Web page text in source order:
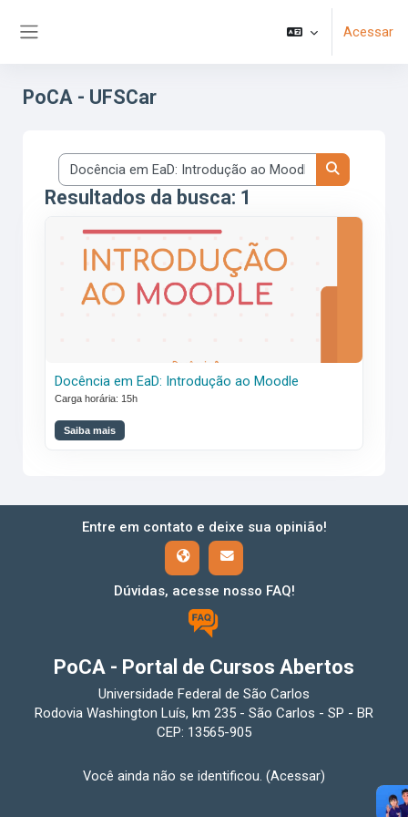
Acessar
PoCA - UFSCar
Buscar cursos
Buscar
Resultados da busca: 1
<span class="highlight">Docência</span> <span
Docência em EaD: Introdução ao Moodle
Carga horária: 15h
Saiba mais
Entre em contato e deixe sua opinião!
Dúvidas, acesse nosso FAQ!
PoCA - Portal de Cursos Abertos
Universidade Federal de São Carlos
Rodovia Washington Luís, km 235 - São Carlos - SP - BR
CEP: 13565-905
Você ainda não se identificou. (Acessar)